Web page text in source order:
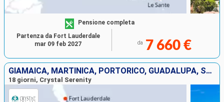
Pensione completa
da 7 660 €
Partenza da Fort Lauderdale
mar 09 feb 2027
GIAMAICA, MARTINICA, PORTORICO, GUADALUPA, STATI UNITI, JOST VAN DYKE, REPUBBLICA DOMINICANA, TORTOLA, MESSICO, SANTA LUCIA, ISOLE CAYMAN
18 giorni, Crystal Serenity